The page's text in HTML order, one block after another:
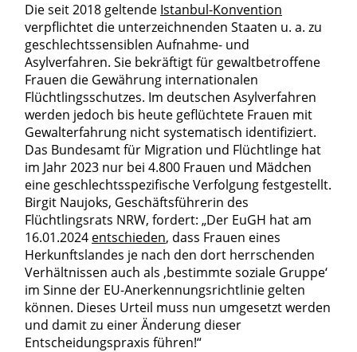
Die seit 2018 geltende Istanbul-Konvention
verpflichtet die unterzeichnenden Staaten u. a. zu
geschlechtssensiblen Aufnahme- und
Asylverfahren. Sie bekräftigt für gewaltbetroffene
Frauen die Gewährung internationalen
Flüchtlingsschutzes. Im deutschen Asylverfahren
werden jedoch bis heute geflüchtete Frauen mit
Gewalterfahrung nicht systematisch identifiziert.
Das Bundesamt für Migration und Flüchtlinge hat
im Jahr 2023 nur bei 4.800 Frauen und Mädchen
eine geschlechtsspezifische Verfolgung festgestellt.
Birgit Naujoks, Geschäftsführerin des
Flüchtlingsrats NRW, fordert: „Der EuGH hat am
16.01.2024 entschieden, dass Frauen eines
Herkunftslandes je nach den dort herrschenden
Verhältnissen auch als ‚bestimmte soziale Gruppe‘
im Sinne der EU-Anerkennungsrichtlinie gelten
können. Dieses Urteil muss nun umgesetzt werden
und damit zu einer Änderung dieser
Entscheidungspraxis führen!“